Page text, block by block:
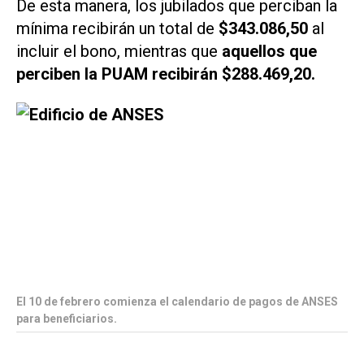
De esta manera, los jubilados que perciban la
mínima recibirán un total de $343.086,50 al
incluir el bono, mientras que aquellos que
perciben la PUAM recibirán $288.469,20.
El 10 de febrero comienza el calendario de pagos de ANSES
para beneficiarios.